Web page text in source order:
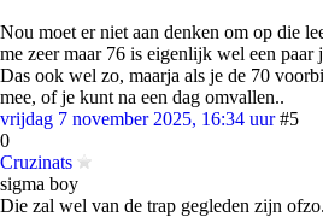
Nou moet er niet aan denken om op die
me zeer maar 76 is eigenlijk wel een paar
Das ook wel zo, maarja als je de 70
mee, of je kunt na een dag omvallen..
vrijdag 7 november 2025, 16:34 uur #5
0
Cruzinats
sigma boy
Die zal wel van de trap gegleden zijn ofzo.